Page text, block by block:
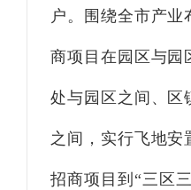
户。 围绕全市产业
商项目在园区与园
处与园区之间、 区
之间，实行飞地安
招商项目到“三区